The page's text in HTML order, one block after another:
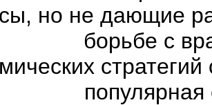
но не дающие
борьбе с